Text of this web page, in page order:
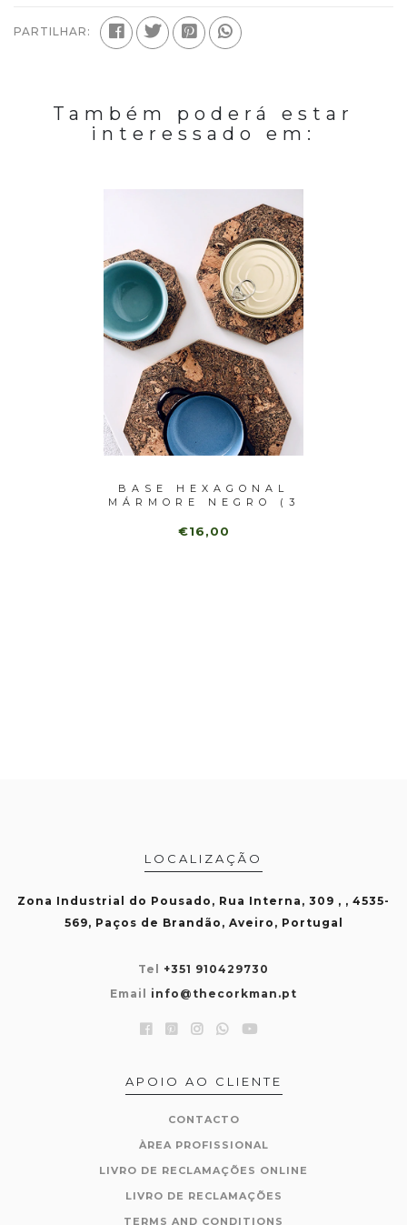
PARTILHAR:
Também poderá estar
interessado em:
BASE HEXAGONAL
MÁRMORE NEGRO (3
€16,00
LOCALIZAÇÃO
Zona Industrial do Pousado, Rua Interna, 309 , , 4535-
569, Paços de Brandão, Aveiro, Portugal
Tel +351 910429730
Email info@thecorkman.pt
APOIO AO CLIENTE
CONTACTO
ÀREA PROFISSIONAL
LIVRO DE RECLAMAÇÕES ONLINE
LIVRO DE RECLAMAÇÕES
TERMS AND CONDITIONS